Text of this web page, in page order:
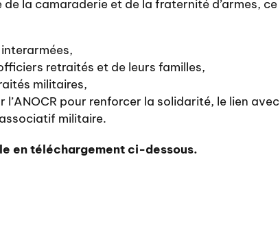
la camaraderie et de la fraternité d’armes, ce
retraités et de leurs familles,
militaires,
pour renforcer la solidarité, le lien avec
militaire.
en téléchargement ci-dessous.